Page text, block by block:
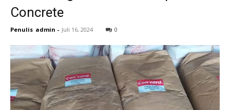
Concrete
Penulis admin - Juli 16, 2024 0